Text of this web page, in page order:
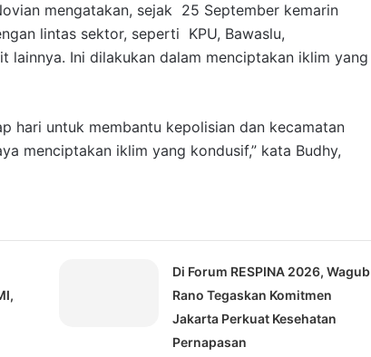
mengatakan, sejak 25 September kemarin
lintas sektor, seperti KPU, Bawaslu,
lainnya. Ini dilakukan dalam menciptakan iklim yang
hari untuk membantu kepolisian dan kecamatan
menciptakan iklim yang kondusif,” kata Budhy,
Di Forum RESPINA 2026, Wagub
Rano Tegaskan Komitmen
Jakarta Perkuat Kesehatan
Pernapasan